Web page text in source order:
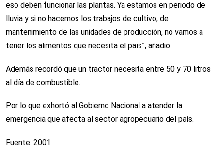
eso deben funcionar las plantas. Ya estamos en periodo de
lluvia y si no hacemos los trabajos de cultivo, de
mantenimiento de las unidades de producción, no vamos a
tener los alimentos que necesita el país”, añadió
Además recordó que un tractor necesita entre 50 y 70 litros
al día de combustible.
Por lo que exhortó al Gobierno Nacional a atender la
emergencia que afecta al sector agropecuario del país.
Fuente: 2001